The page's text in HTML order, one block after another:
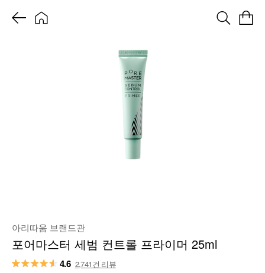
아리따움 브랜드관
포어마스터 세범 컨트롤 프라이머 25ml
4.6 2,741건 리뷰